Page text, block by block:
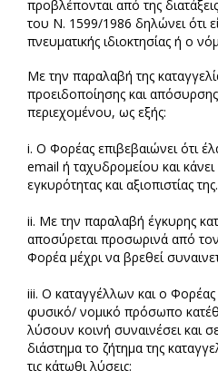
προβλέπονται από της
του Ν. 1599/1986 δηλώνει ότι
πνευματικής ιδιοκτησίας ή ο
Με την παραλαβή της
προειδοποίησης και
περιεχομένου, ως εξής:
i. Ο Φορέας επιβεβαιώνει ότι
email ή ταχυδρομείου και
εγκυρότητας και αξιοπιστίας της.
ii. Με την παραλαβή έγκυρης
αποσύρεται προσωρινά από
Φορέα μέχρι να βρεθεί
iii. Ο καταγγέλλων και ο
φυσικό/ νομικό πρόσωπο
λύσουν κοινή συναινέσει και
διάστημα το ζήτημα της
τις κάτωθι λύσεις: